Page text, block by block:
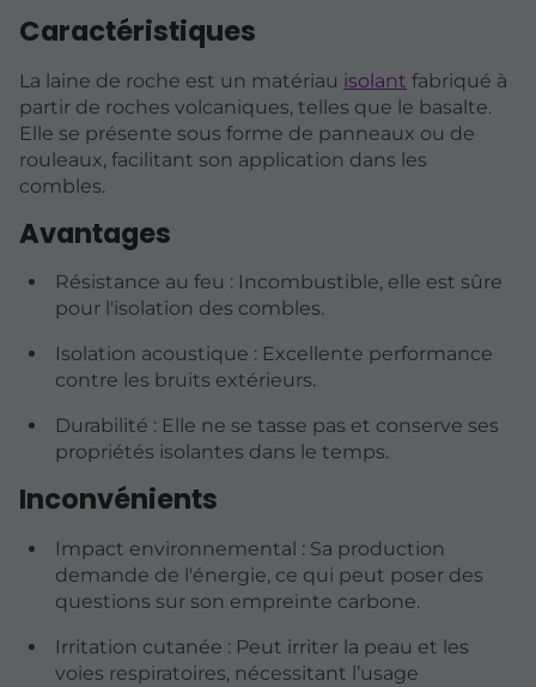
Caractéristiques
La laine de roche est un matériau isolant fabriqué à
partir de roches volcaniques, telles que le basalte.
Elle se présente sous forme de panneaux ou de
rouleaux, facilitant son application dans les
combles.
Avantages
Résistance au feu : Incombustible, elle est sûre
pour l'isolation des combles.
Isolation acoustique : Excellente performance
contre les bruits extérieurs.
Durabilité : Elle ne se tasse pas et conserve ses
propriétés isolantes dans le temps.
Inconvénients
Impact environnemental : Sa production
demande de l'énergie, ce qui peut poser des
questions sur son empreinte carbone.
Irritation cutanée : Peut irriter la peau et les
voies respiratoires, nécessitant l’usage